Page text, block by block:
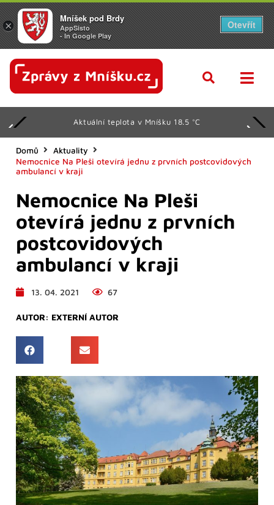
Aktuální teplota v Mníšku 18.5 °C
Domů
Aktuality
Nemocnice Na Pleši otevírá jednu z prvních postcovidových
ambulancí v kraji
Nemocnice Na Pleši
otevírá jednu z prvních
postcovidových
ambulancí v kraji
13. 04. 2021 67
AUTOR: EXTERNÍ AUTOR
×
Mníšek pod Brdy
AppSisto
- In Google Play
Otevřít